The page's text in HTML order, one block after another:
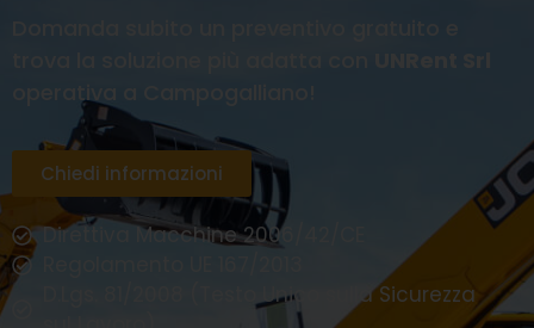
operativa a Campogalliano!
Chiedi informazioni
Direttiva Macchine 2006/42/CE
D.Lgs. 81/2008 (Testo Unico sulla Sicurezza